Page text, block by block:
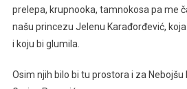
prelepa, krupnooka, tamnokosa pa me
našu princezu Jelenu Karađorđević,
i koju bi glumila.
Osim njih bilo bi tu prostora i za Nebojšu